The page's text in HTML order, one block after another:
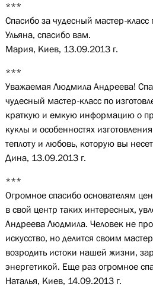
***
Спасибо за чудесный мастер-
Ульяна, спасибо вам.
Мария, Киев, 13.09.2013 г.
***
Уважаемая Людмила Андреева!
чудесный мастер-класс по
краткую и емкую информацию о
куклы и особенностях
теплоту и любовь, которую вы
Дина, 13.09.2013 г.
***
Огромное спасибо основателям
в свой центр таких интересных,
Андреева Людмила. Человек не
искусство, но делится своим
возродить истоки нашей жизни,
энергетикой. Еще раз огромное
Наталья, Киев, 14.09.2013 г.